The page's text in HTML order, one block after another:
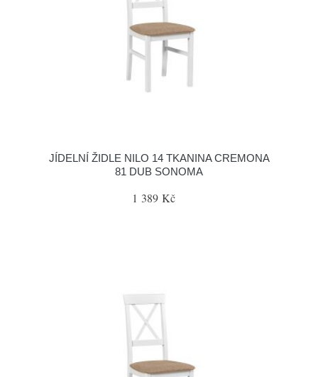
JÍDELNÍ ŽIDLE NILO 14 TKANINA CREMONA
81 DUB SONOMA
1 389 Kč